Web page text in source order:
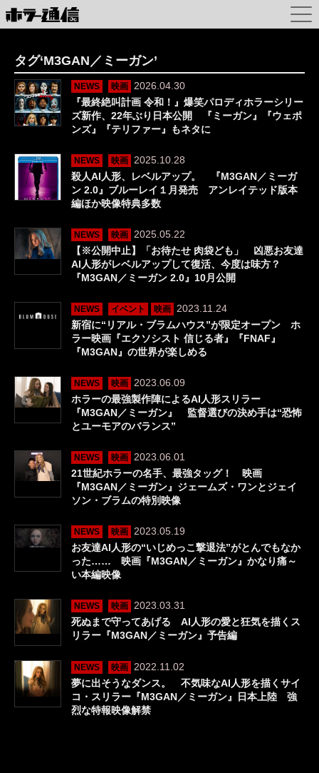
タグ‘M3GAN／ミーガン’
NEWS 映画
2026.04.30
『最終絶叫計画 令和！』爆笑パロディホラーシリー
ズ新作、22年ぶり日本公開 『ミーガン』『ウェポ
ンズ』『テリファー』もネタに
NEWS 映画
2025.10.28
殺人AI人形、レベルアップ。 『M3GAN／ミーガ
ン 2.0』ブルーレイ１月発売 アンレイテッド版本
編ほか映像特典多数
NEWS 映画
2025.05.22
【※公開中止】「お待たせ 肉袋ども」 凶悪お友達
AI人形がレベルアップして復活、今度は味方？
『M3GAN／ミーガン 2.0』10月公開
NEWS イベント 映画
2023.11.24
新宿に“リアル・ブラムハウス”が限定オープン ホ
ラー映画『エクソシスト 信じる者』『FNAF』
『M3GAN』の世界が楽しめる
NEWS 映画
2023.06.09
ホラーの最強製作陣によるAI人形スリラー
『M3GAN／ミーガン』 監督選びの決め手は“恐怖
とユーモアのバランス”
NEWS 映画
2023.06.01
21世紀ホラーの名手、最強タッグ！ 映画
『M3GAN／ミーガン』ジェームズ・ワンとジェイ
ソン・ブラムの特別映像
NEWS 映画
2023.05.19
お友達AI人形の“いじめっこ撃退法”がとんでもなか
った…… 映画『M3GAN／ミーガン』かなり痛～
い本編映像
NEWS 映画
2023.03.31
死ぬまで守ってあげる AI人形の愛と狂気を描くス
リラー『M3GAN／ミーガン』予告編
NEWS 映画
2022.11.02
夢に出そうなダンス。 不気味なAI人形を描くサイ
コ・スリラー『M3GAN／ミーガン』日本上陸 強
烈な特報映像解禁